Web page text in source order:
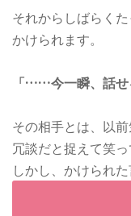
それからしばらく
かけられます。
「……今一瞬、話せ
その相手とは、以
冗談だと捉えて笑
しかし、かけられ